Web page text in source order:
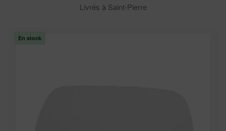
Livrés à Saint-Pierre
En stock